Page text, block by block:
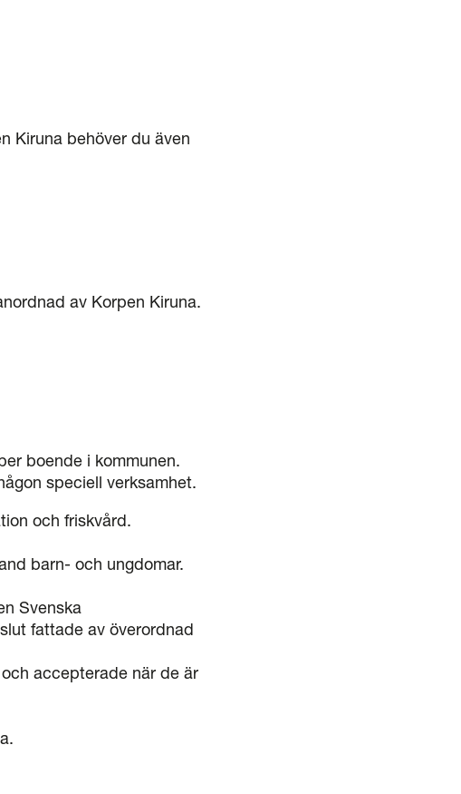
Kiruna behöver du även
av Korpen Kiruna.
boende i kommunen.
speciell verksamhet.
och friskvård.
barn- och ungdomar.
Svenska
fattade av överordnad
accepterade när de är